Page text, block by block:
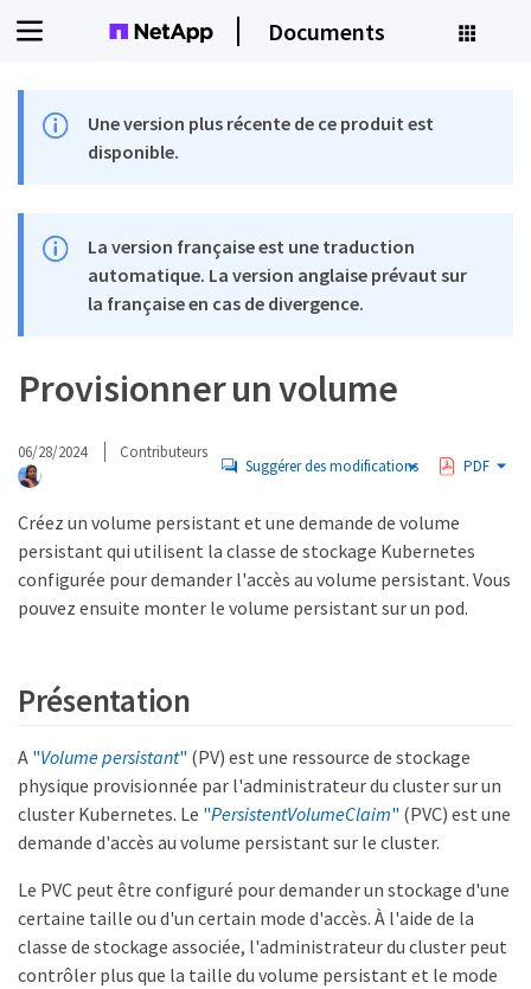
Documents
Une version plus récente de ce produit est
disponible.
La version française est une traduction
automatique. La version anglaise prévaut sur
la française en cas de divergence.
Provisionner un volume
06/28/2024 Contributeurs
Suggérer des modifications PDF
Créez un volume persistant et une demande de volume
persistant qui utilisent la classe de stockage Kubernetes
configurée pour demander l'accès au volume persistant. Vous
pouvez ensuite monter le volume persistant sur un pod.
Présentation
A "Volume persistant" (PV) est une ressource de stockage
physique provisionnée par l'administrateur du cluster sur un
cluster Kubernetes. Le "PersistentVolumeClaim" (PVC) est une
demande d'accès au volume persistant sur le cluster.
Le PVC peut être configuré pour demander un stockage d'une
certaine taille ou d'un certain mode d'accès. À l'aide de la
classe de stockage associée, l'administrateur du cluster peut
contrôler plus que la taille du volume persistant et le mode